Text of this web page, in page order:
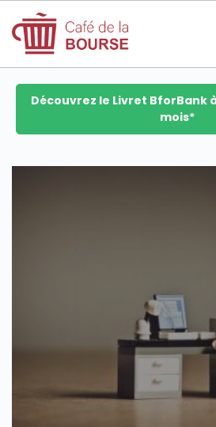
se
SECTIONS
Découvrez le Livret BforBank
mois*